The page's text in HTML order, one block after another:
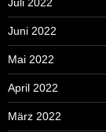
Juli 2022
Juni 2022
Mai 2022
April 2022
März 2022